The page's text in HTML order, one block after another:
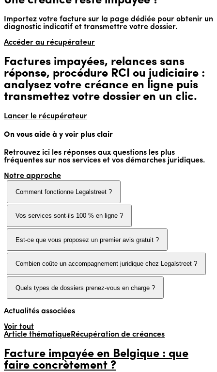
Importez votre facture sur la page dédiée pour obtenir un
diagnostic indicatif et transmettre votre dossier.
Accéder au récupérateur
Factures impayées, relances sans
réponse, procédure RCI ou judiciaire :
analysez votre créance en ligne puis
transmettez votre dossier en un clic.
Lancer le récupérateur
On vous aide à y voir plus clair
Retrouvez ici les réponses aux questions les plus
fréquentes sur nos services et vos démarches juridiques.
Notre approche
Comment fonctionne Legalstreet ?
Vos services sont-ils 100 % en ligne ?
Est-ce que vous proposez un premier avis gratuit ?
Combien coûte un accompagnement juridique chez Legalstreet ?
Quels types de dossiers prenez-vous en charge ?
Actualités associées
Voir tout
Article thématiqueRécupération de créances
Facture impayée en Belgique : que
faire concrètement ?